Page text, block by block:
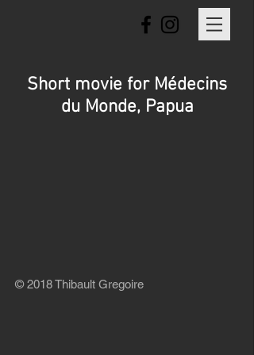
Short movie for Médecins
du Monde, Papua
© 2018 Thibault Gregoire